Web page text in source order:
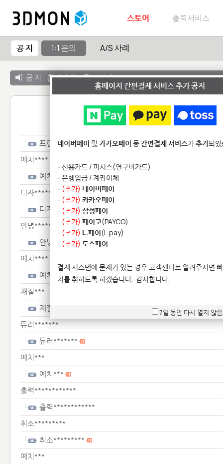
스토어 출력서비스
공 지 1:1 문의 A/S 사례
공 지 : 출력서비스 종료 안내
1:1 문
프린************
예치****
예치****
디자************
디자************
안녕*******************
안녕*******************
예치****
예치****
재질***
재질***
듀러*******
듀러*******
예치***
예치***
출력************
출력************
취소*********
취소*********
예치***
홈페이지 간편결제 서비스 추가 공지
네이버페이 및 카카오페이 등간편결제 서비스가추가되
- 신용카드 / 피시스(연구비카드)
- 은행입금 / 계좌이체
- (추가) 네이버페이
- (추가) 카카오페이
- (추가) 삼성페이
- (추가) 페이코(PAYCO)
- (추가) L.페이(L.pay)
- (추가) 토스페이
결제 시스템에 문제가 있는 경우 고객센터로 알려주시면
치를 취하도록 하겠습니다. 감사합니다.
7일 동안 다시 열지 않음